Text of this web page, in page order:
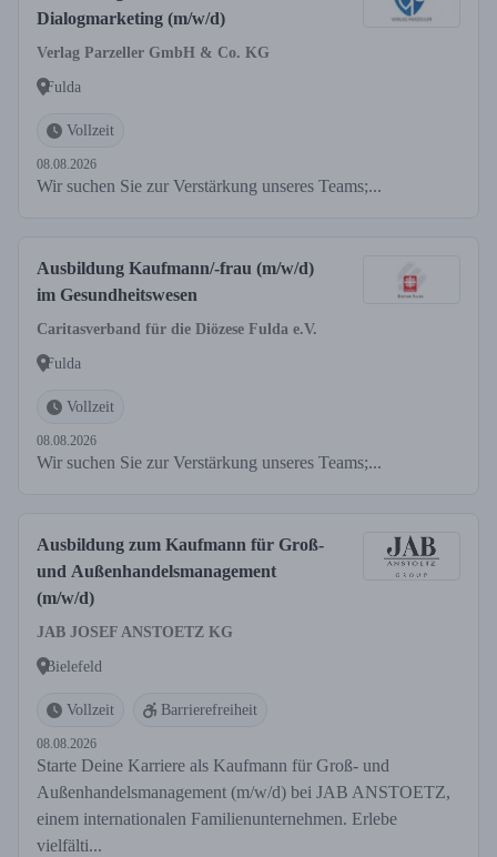
Dialogmarketing (m/w/d)
Verlag Parzeller GmbH & Co. KG
Fulda
Vollzeit
08.08.2026
Wir suchen Sie zur Verstärkung unseres Teams;...
Ausbildung Kaufmann/-frau (m/w/d)
im Gesundheitswesen
Caritasverband für die Diözese Fulda e.V.
Fulda
Vollzeit
08.08.2026
Wir suchen Sie zur Verstärkung unseres Teams;...
Ausbildung zum Kaufmann für Groß-
und Außenhandelsmanagement
(m/w/d)
JAB JOSEF ANSTOETZ KG
Bielefeld
Vollzeit Barrierefreiheit
08.08.2026
Starte Deine Karriere als Kaufmann für Groß- und
Außenhandelsmanagement (m/w/d) bei JAB ANSTOETZ,
einem internationalen Familienunternehmen. Erlebe
vielfälti...